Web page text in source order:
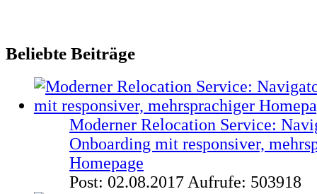
Beliebte Beiträge
Moderner Relocation Service:
Onboarding mit responsiver,
Homepage
Post: 02.08.2017 Aufrufe: 503918